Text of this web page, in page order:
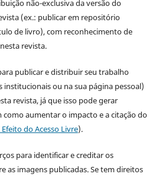
não-exclusiva da versão do
(ex.: publicar em repositório
de livro), com reconhecimento de
revista.
publicar e distribuir seu trabalho
ou na sua página pessoal)
revista, já que isso pode gerar
aumentar o impacto e a citação do
Efeito do Acesso Livre).
para identificar e creditar os
as imagens publicadas. Se tem direitos